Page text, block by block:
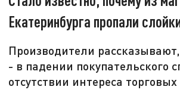
Екатеринбурга пропали
Производители
- в падении покупательского
отсутствии интереса торговых